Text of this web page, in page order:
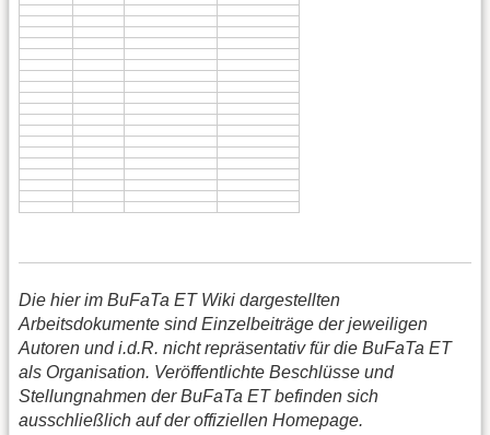
Die hier im BuFaTa ET Wiki dargestellten
Arbeitsdokumente sind Einzelbeiträge der jeweiligen
Autoren und i.d.R. nicht repräsentativ für die BuFaTa ET
als Organisation. Veröffentlichte Beschlüsse und
Stellungnahmen der BuFaTa ET befinden sich
ausschließlich auf der offiziellen Homepage.